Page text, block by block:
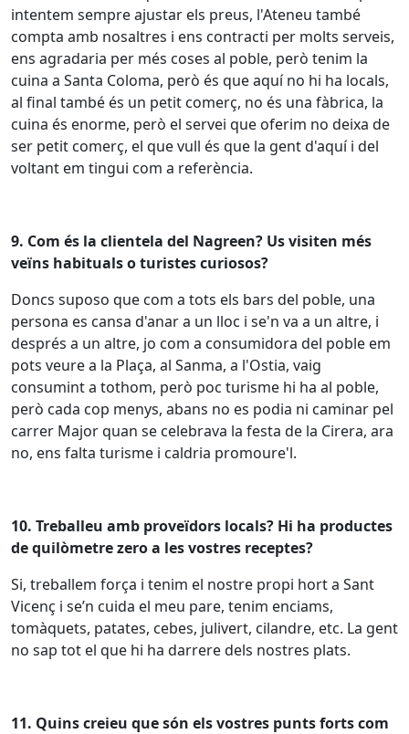
intentem sempre ajustar els preus, l'Ateneu també
compta amb nosaltres i ens contracti per molts serveis,
ens agradaria per més coses al poble, però tenim la
cuina a Santa Coloma, però és que aquí no hi ha locals,
al final també és un petit comerç, no és una fàbrica, la
cuina és enorme, però el servei que oferim no deixa de
ser petit comerç, el que vull és que la gent d'aquí i del
voltant em tingui com a referència.
9. Com és la clientela del Nagreen? Us visiten més
veïns habituals o turistes curiosos?
Doncs suposo que com a tots els bars del poble, una
persona es cansa d'anara un lloc i se'n va a un altre, i
després a un altre, jo com a consumidora del poble em
pots veurea la Plaça, al Sanma, a l'Ostia, vaig
consuminta tothom, però poc turisme hi ha al poble,
però cada cop menys, abans no es podia ni caminar pel
carrer Majorquan se celebrava la festa de la Cirera, ara
no, ens falta turisme i caldria promoure'l.
10. Treballeu amb proveïdors locals? Hi ha productes
dequilòmetrezeroa lesvostres receptes?
Si, treballem força i tenim el nostre propi horta Sant
Vicenç i se’n cuida el meu pare, tenim enciams,
tomàquets, patates, cebes, julivert, cilandre, etc. La gent
no sap tot el que hi ha darreredels nostres plats.
11. Quinscreieu quesón elsvostres puntsfortscom